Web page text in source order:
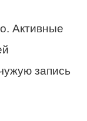
Активные
запись